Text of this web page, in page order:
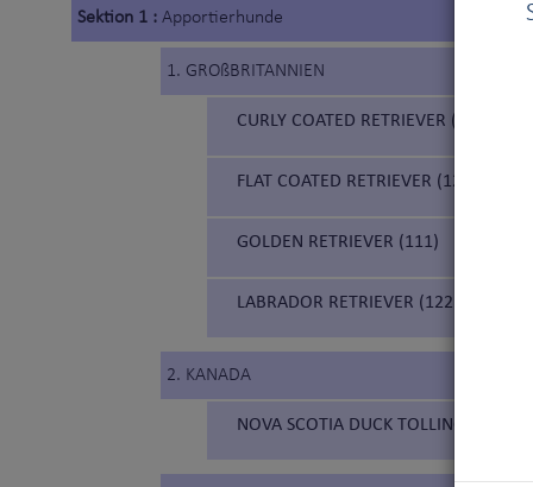
Sektion 1 : Apportierhunde
1. GROßBRITANNIEN
CURLY COATED RETRIEVER (110)
FLAT COATED RETRIEVER (121)
GOLDEN RETRIEVER (111)
LABRADOR RETRIEVER (122)
2. KANADA
NOVA SCOTIA DUCK TOLLING